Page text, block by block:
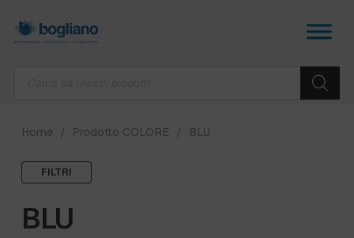
Home / Prodotto COLORE / BLU
FILTRI
BLU